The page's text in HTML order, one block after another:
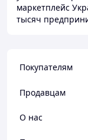
маркетплейс
тысяч
Покупателям
Продавцам
О нас